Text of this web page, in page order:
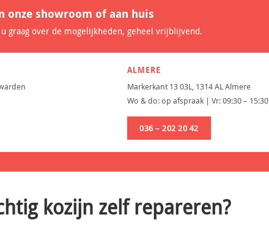
onze showroom of aan huis
graag over de mogelijkheden, geheel vrijblijvend.
ALMERE
Markerkant 13 03L, 1314 AL Almere
Wo & do: op afspraak | Vr: 09:30 – 15:30
036 – 202 20 42
kozijn zelf repareren?